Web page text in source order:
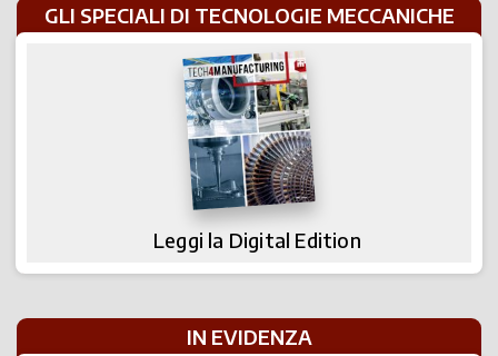
GLI SPECIALI DI TECNOLOGIE MECCANICHE
Leggi la Digital Edition
IN EVIDENZA